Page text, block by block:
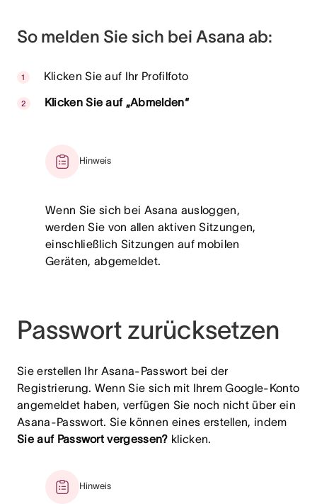
So melden Sie sich bei Asana ab:
Klicken Sie auf Ihr Profilfoto
Klicken Sie auf „Abmelden“
Hinweis
Wenn Sie sich bei Asana ausloggen,
werden Sie von allen aktiven Sitzungen,
einschließlich Sitzungen auf mobilen
Geräten, abgemeldet.
Passwort zurücksetzen
Sie erstellen Ihr Asana-Passwort bei der
Registrierung. Wenn Sie sich mit Ihrem Google-Konto
angemeldet haben, verfügen Sie noch nicht über ein
Asana-Passwort. Sie können eines erstellen, indem
Sie auf Passwort vergessen? klicken.
Hinweis